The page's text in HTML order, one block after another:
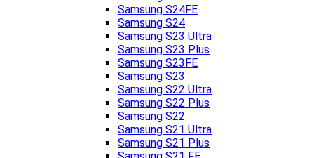
Samsung S24FE
Samsung S24
Samsung S23 Ultra
Samsung S23 Plus
Samsung S23FE
Samsung S23
Samsung S22 Ultra
Samsung S22 Plus
Samsung S22
Samsung S21 Ultra
Samsung S21 Plus